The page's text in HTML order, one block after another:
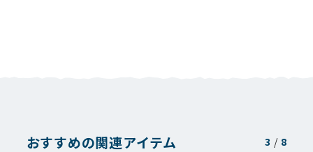
おすすめの関連アイテム 3 / 8